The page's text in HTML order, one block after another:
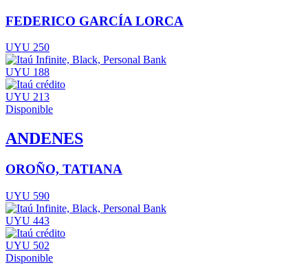
FEDERICO GARCÍA LORCA
UYU 250
UYU 188
UYU 213
Disponible
ANDENES
OROÑO, TATIANA
UYU 590
UYU 443
UYU 502
Disponible